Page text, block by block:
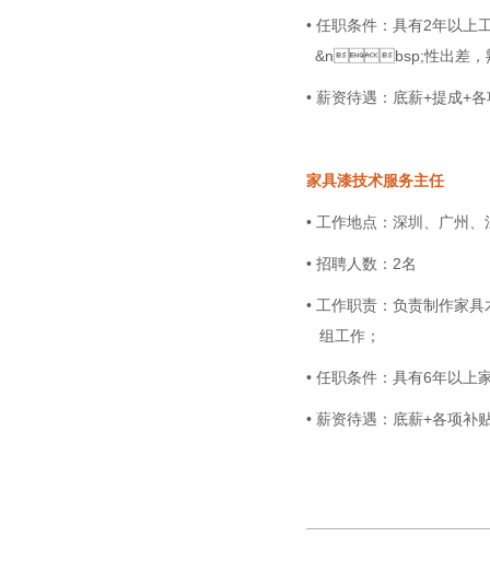
• 任职条件：具有2年以上
&nbsp;性出差，
• 薪资待遇：底薪+提成+
家具漆技术服务主任
• 工作地点：深圳、广州、
• 招聘人数：2名
• 工作职责：负责制作家具
组工作；
• 任职条件：具有6年
• 薪资待遇：底薪+各项补